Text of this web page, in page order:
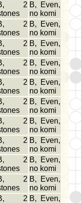
2 B, Even,
no komi
2 B, Even,
no komi
2 B, Even,
no komi
2 B, Even,
no komi
2 B, Even,
no komi
2 B, Even,
no komi
2 B, Even,
no komi
2 B, Even,
no komi
2 B, Even,
no komi
2 B, Even,
no komi
2 B, Even,